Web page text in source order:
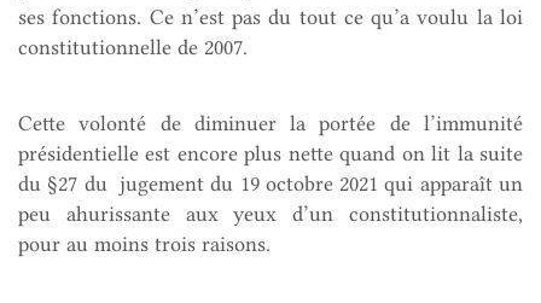
ses fonctions. Ce n’est pas du tout ce qu’a voulu la loi
constitutionnelle de 2007.
Cette volonté de diminuer la portée de l’immunité
présidentielle est encore plus nette quand on lit la suite
du §27 du jugement du 19 octobre 2021 qui apparaît un
peu ahurissante aux yeux d’un constitutionnaliste,
pour au moins trois raisons.